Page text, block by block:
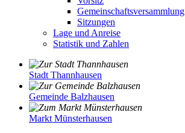
Gemeinschaftsversammlung
Sitzungen
Lage und Anreise
Statistik und Zahlen
Stadt Thannhausen
Gemeinde Balzhausen
Markt Münsterhausen